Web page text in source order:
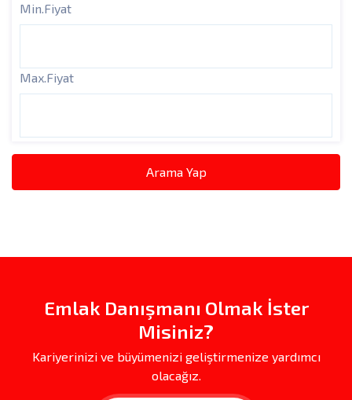
Min.Fiyat
Max.Fiyat
Arama Yap
Emlak Danışmanı Olmak İster
Misiniz?
Kariyerinizi ve büyümenizi geliştirmenize yardımcı
olacağız.